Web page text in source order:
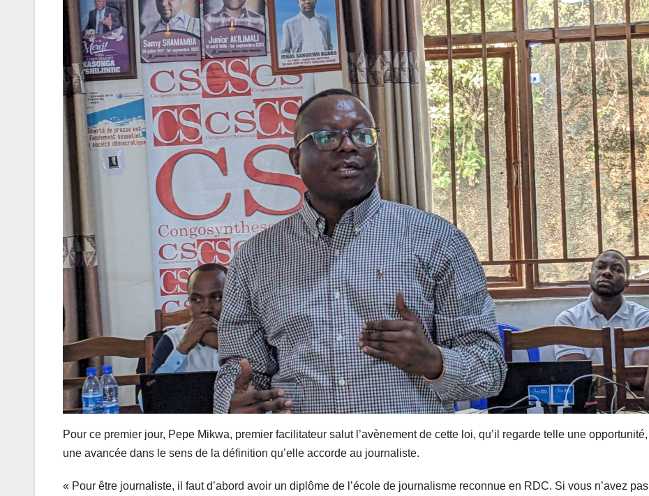
Pour ce premier jour, Pepe Mikwa, premier facilitateur salut l’avènement de cette loi, qu’il regarde telle une opportunité,
une avancée dans le sens de la définition qu’elle accorde au journaliste.
« Pour être journaliste, il faut d’abord avoir un diplôme de l’école de journalisme reconnue en RDC. Si vous n’avez pas